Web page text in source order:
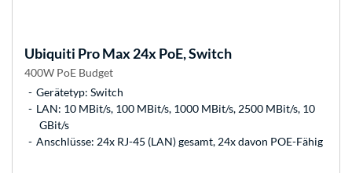
Ubiquiti Pro Max 24x PoE, Switch
400W PoE Budget
Gerätetyp: Switch
LAN: 10 MBit/s, 100 MBit/s, 1000 MBit/s, 2500 MBit/s, 10
GBit/s
Anschlüsse: 24x RJ-45 (LAN) gesamt, 24x davon POE-Fähig